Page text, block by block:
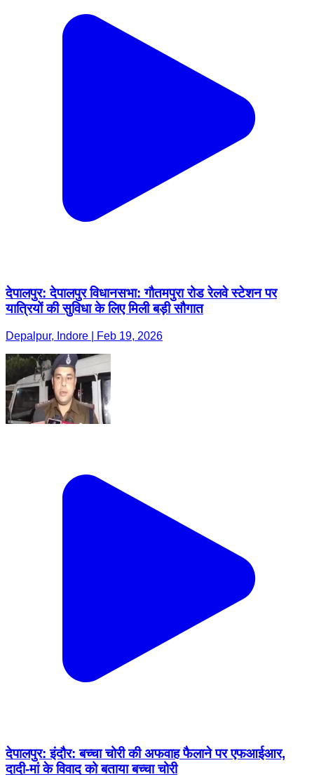
देपालपुर: देपालपुर विधानसभा: गौतमपुरा रोड रेलवे स्टेशन पर
यात्रियों की सुविधा के लिए मिली बड़ी सौगात
Depalpur, Indore | Feb 19, 2026
देपालपुर: इंदौर: बच्चा चोरी की अफवाह फैलाने पर एफआईआर,
दादी-मां के विवाद को बताया बच्चा चोरी